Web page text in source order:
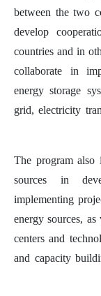
between the two
develop
countries and in
collaborate in
energy storage
grid, electricity
The program also
sources in
implementing
energy sources,
centers and
and capacity